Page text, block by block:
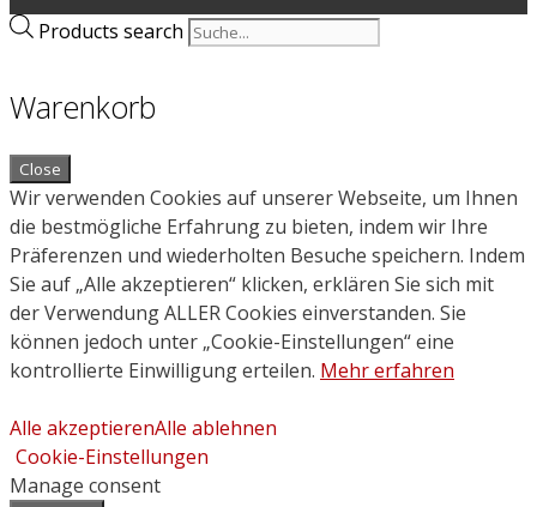
Products search
Warenkorb
Close
Wir verwenden Cookies auf unserer Webseite, um Ihnen
die bestmögliche Erfahrung zu bieten, indem wir Ihre
Präferenzen und wiederholten Besuche speichern. Indem
Sie auf „Alle akzeptieren“ klicken, erklären Sie sich mit
der Verwendung ALLER Cookies einverstanden. Sie
können jedoch unter „Cookie-Einstellungen“ eine
kontrollierte Einwilligung erteilen. Mehr erfahren
Alle akzeptierenAlle ablehnen
Cookie-Einstellungen
Manage consent